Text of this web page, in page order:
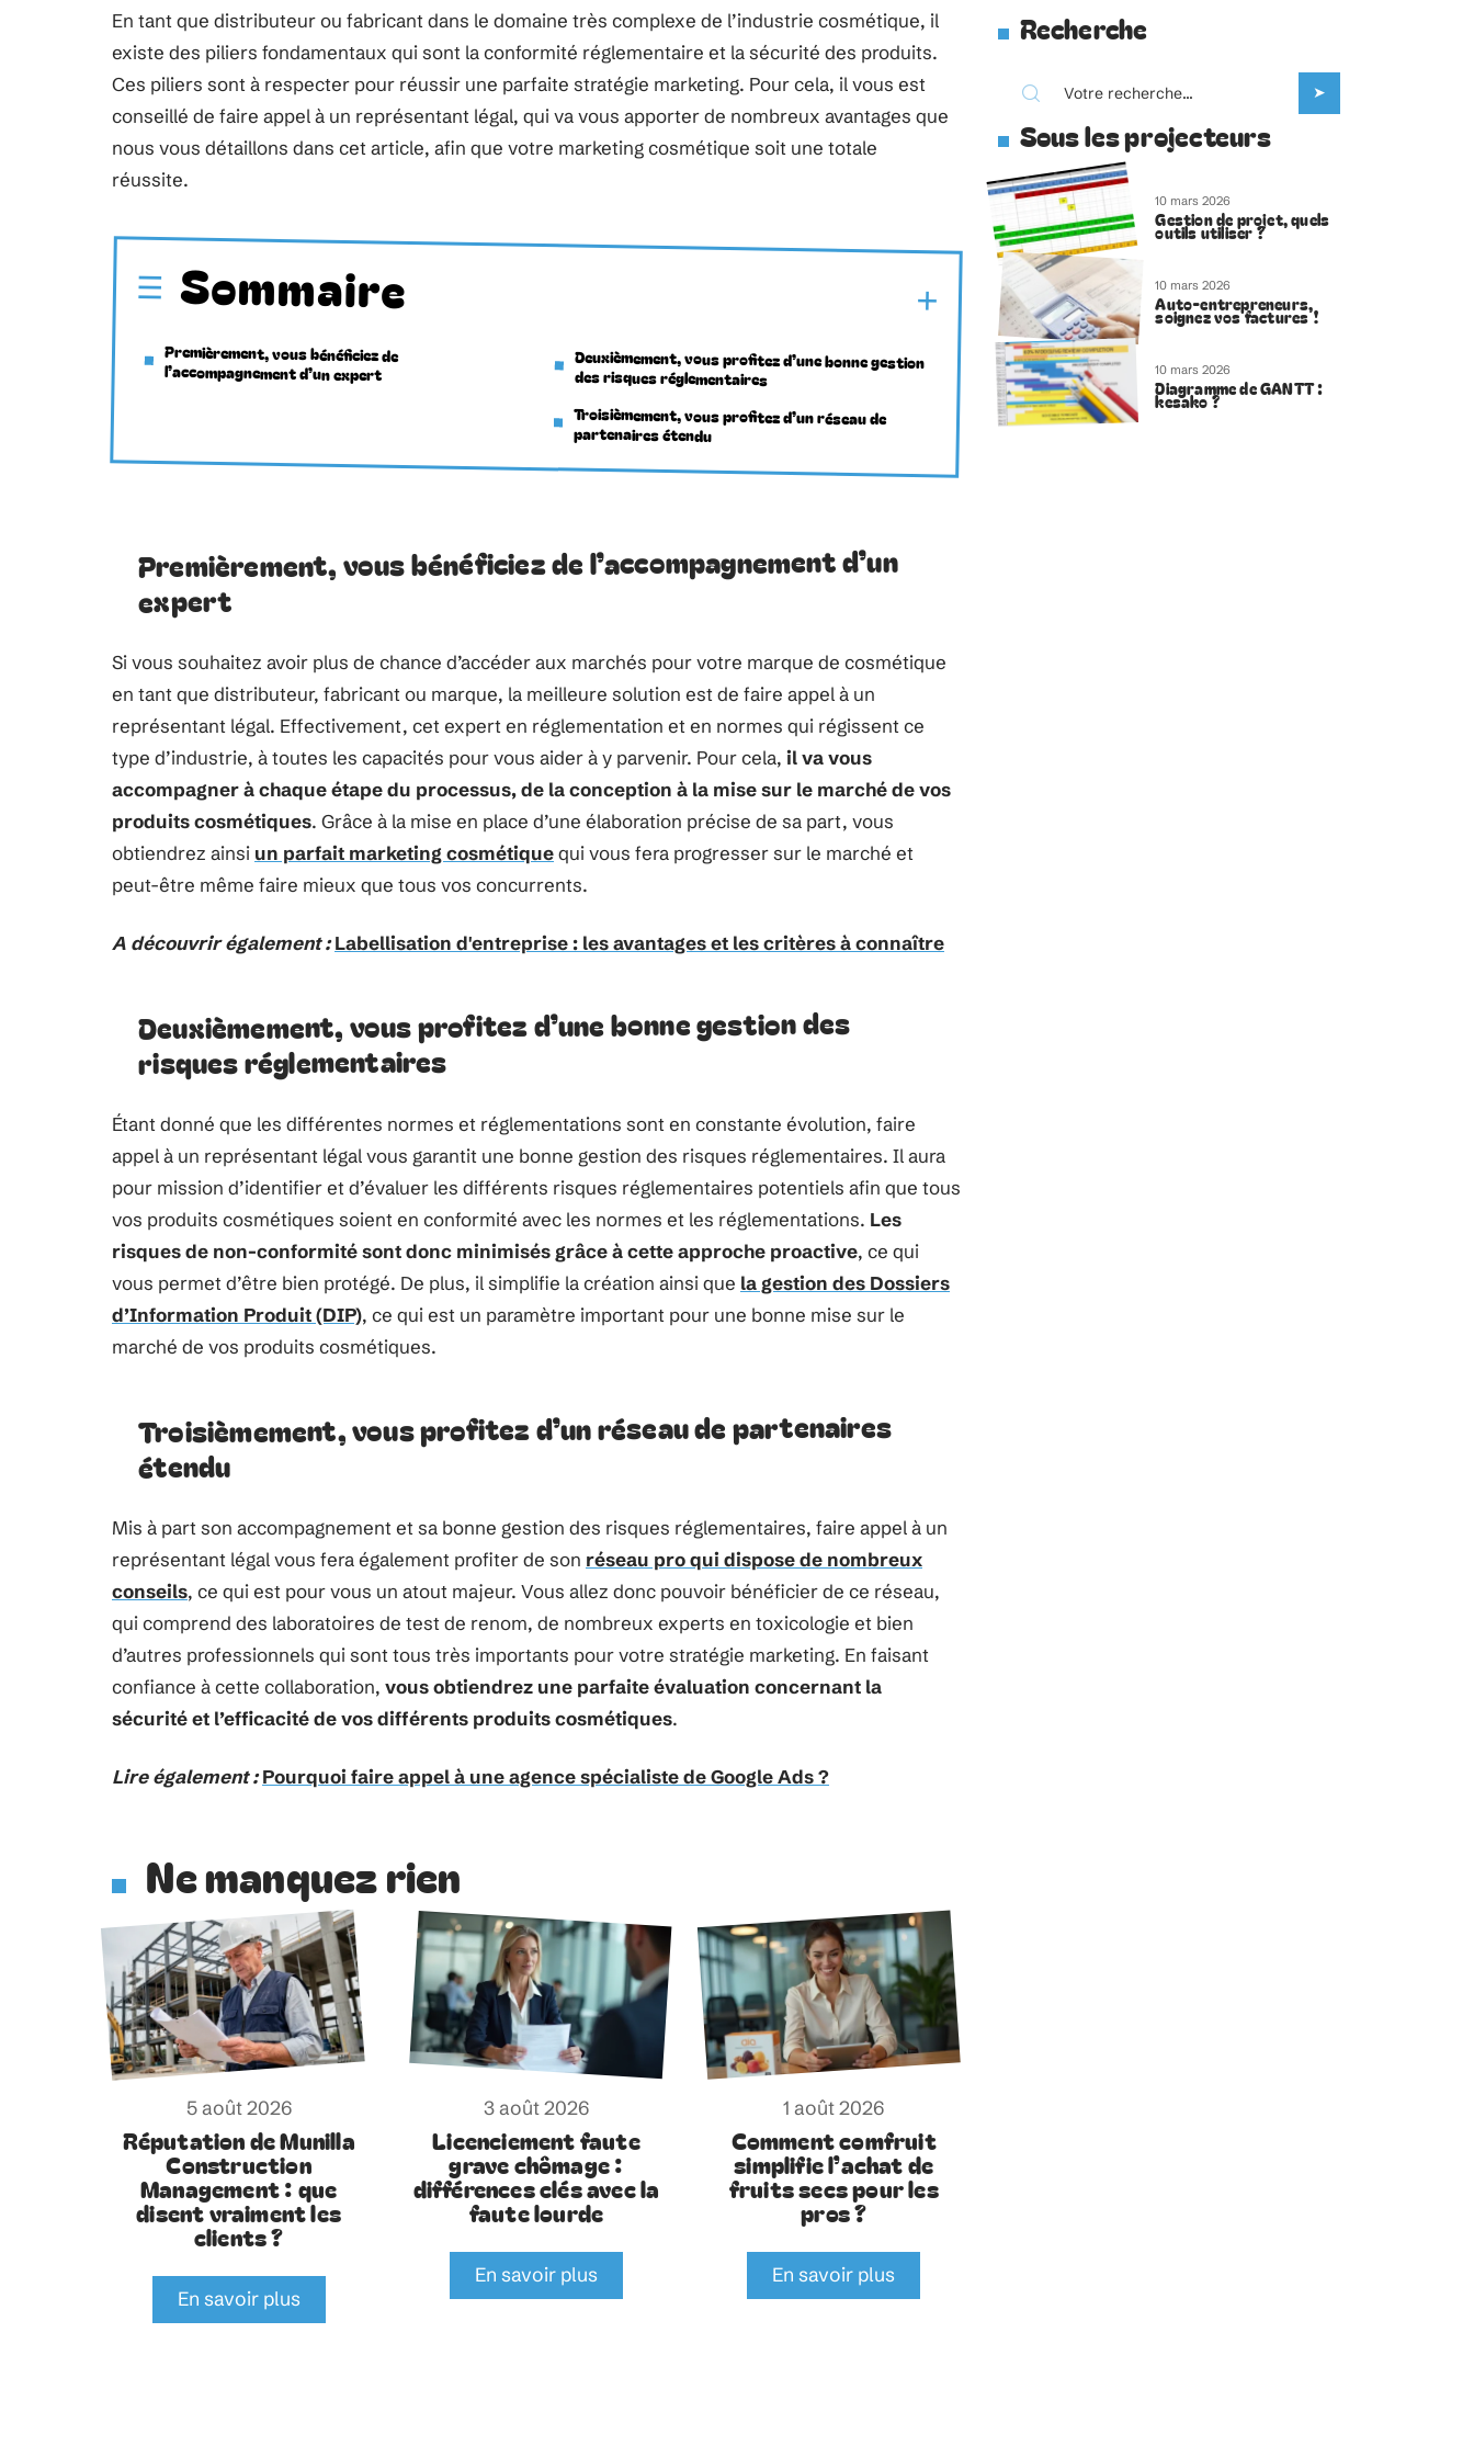
En tant que distributeur ou fabricant dans le domaine très complexe de l’industrie cosmétique, il
existe des piliers fondamentaux qui sont la conformité réglementaire et la sécurité des produits.
Ces piliers sont à respecter pour réussir une parfaite stratégie marketing. Pour cela, il vous est
conseillé de faire appel à un représentant légal, qui va vous apporter de nombreux avantages que
nous vous détaillons dans cet article, afin que votre marketing cosmétique soit une totale
réussite.
Sommaire
Premièrement, vous bénéficiez de
l’accompagnement d’un expert Deuxièmement, vous profitez d’une bonne gestion
des risques réglementaires
Troisièmement, vous profitez d’un réseau de
partenaires étendu
Premièrement, vous bénéficiez de l’accompagnement d’un
expert
Si vous souhaitez avoir plus de chance d’accéder aux marchés pour votre marque de cosmétique
en tant que distributeur, fabricant ou marque, la meilleure solution est de faire appel à un
représentant légal. Effectivement, cet expert en réglementation et en normes qui régissent ce
type d’industrie, à toutes les capacités pour vous aider à y parvenir. Pour cela, il va vous
accompagner à chaque étape du processus, de la conception à la mise sur le marché de vos
produits cosmétiques. Grâce à la mise en place d’une élaboration précise de sa part, vous
obtiendrez ainsi un parfait marketing cosmétiquequi vous fera progresser sur le marché et
peut-être même faire mieux que tous vos concurrents.
A découvrir également : Labellisation d'entreprise : les avantages et les critères à connaître
Deuxièmement, vous profitez d’une bonne gestion des
risques réglementaires
Étant donné que les différentes normes et réglementations sont en constante évolution, faire
appel à un représentant légal vous garantit une bonne gestion des risques réglementaires. Il aura
pour mission d’identifier et d’évaluer les différents risques réglementaires potentiels afin que tous
vos produits cosmétiques soient en conformité avec les normes et les réglementations. Les
risques de non-conformité sont donc minimisés grâce à cette approche proactive, ce qui
vous permet d’être bien protégé. De plus, il simplifie la création ainsi que la gestion des Dossiers
d’Information Produit (DIP), ce qui est un paramètre important pour une bonne mise sur le
marché de vos produits cosmétiques.
Troisièmement, vous profitez d’un réseau de partenaires
étendu
Mis à part son accompagnement et sa bonne gestion des risques réglementaires, faire appel à un
représentant légal vous fera également profiter de son réseau pro qui dispose de nombreux
conseils, ce qui est pour vous un atout majeur. Vous allez donc pouvoir bénéficier de ce réseau,
qui comprend des laboratoires de test de renom, de nombreux experts en toxicologie et bien
d’autres professionnels qui sont tous très importants pour votre stratégie marketing. En faisant
confiance à cette collaboration, vous obtiendrez une parfaite évaluation concernant la
sécurité et l’efficacité de vos différents produits cosmétiques.
Lire également : Pourquoi faire appel à une agence spécialiste de Google Ads ?
Ne manquez rien
5 août 2026
Réputation de Munilla
Construction
Management : que
disent vraiment les
clients ?
En savoir plus
3 août 2026
Licenciement faute
grave chômage :
différences clés avec la
faute lourde
En savoir plus
1 août 2026
Comment comfruit
simplifie l’achat de
fruits secs pour les
pros ?
En savoir plus
Recherche
Sous les projecteurs
10 mars 2026
Gestion de projet, quels
outils utiliser ?
10 mars 2026
Auto-entrepreneurs,
soignez vos factures !
10 mars 2026
Diagramme de GANTT :
kesako ?